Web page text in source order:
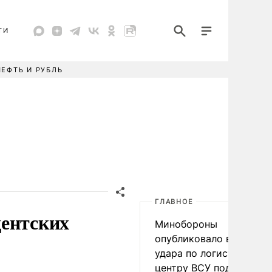
И РУБЛЬ
ГЛАВНОЕ
Минобороны
опубликовало видео
удара по
центру ВСУ под Киевом